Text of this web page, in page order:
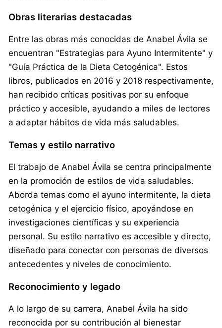
Obras literarias destacadas
Entre las obras más conocidas de Anabel Ávila se
encuentran "Estrategias para Ayuno Intermitente" y
"Guía Práctica de la Dieta Cetogénica". Estos
libros, publicados en 2016 y 2018 respectivamente,
han recibido críticas positivas por su enfoque
práctico y accesible, ayudando a miles de lectores
a adaptar hábitos de vida más saludables.
Temas y estilo narrativo
El trabajo de Anabel Ávila se centra principalmente
en la promoción de estilos de vida saludables.
Aborda temas como el ayuno intermitente, la dieta
cetogénica y el ejercicio físico, apoyándose en
investigaciones científicas y su experiencia
personal. Su estilo narrativo es accesible y directo,
diseñado para conectar con personas de diversos
antecedentes y niveles de conocimiento.
Reconocimiento y legado
A lo largo de su carrera, Anabel Ávila ha sido
reconocida por su contribución al bienestar